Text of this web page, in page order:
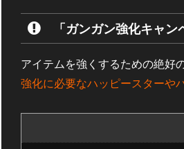
「ガンガン強化キャン
アイテムを強くするための絶好
強化に必要なハッピースターや